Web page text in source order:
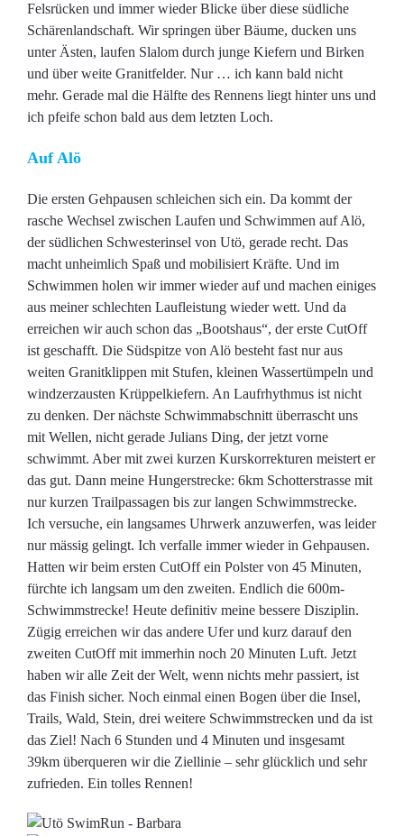
Felsrücken und immer wieder Blicke über diese südliche
Schärenlandschaft. Wir springen über Bäume, ducken uns
unter Ästen, laufen Slalom durch junge Kiefern und Birken
und über weite Granitfelder. Nur … ich kann bald nicht
mehr. Gerade mal die Hälfte des Rennens liegt hinter uns und
ich pfeife schon bald aus dem letzten Loch.
Auf Alö
Die ersten Gehpausen schleichen sich ein. Da kommt der
rasche Wechsel zwischen Laufen und Schwimmen auf Alö,
der südlichen Schwesterinsel von Utö, gerade recht. Das
macht unheimlich Spaß und mobilisiert Kräfte. Und im
Schwimmen holen wir immer wieder auf und machen einiges
aus meiner schlechten Laufleistung wieder wett. Und da
erreichen wir auch schon das „Bootshaus“, der erste CutOff
ist geschafft. Die Südspitze von Alö besteht fast nur aus
weiten Granitklippen mit Stufen, kleinen Wassertümpeln und
windzerzausten Krüppelkiefern. An Laufrhythmus ist nicht
zu denken. Der nächste Schwimmabschnitt überrascht uns
mit Wellen, nicht gerade Julians Ding, der jetzt vorne
schwimmt. Aber mit zwei kurzen Kurskorrekturen meistert er
das gut. Dann meine Hungerstrecke: 6km Schotterstrasse mit
nur kurzen Trailpassagen bis zur langen Schwimmstrecke.
Ich versuche, ein langsames Uhrwerk anzuwerfen, was leider
nur mässig gelingt. Ich verfalle immer wieder in Gehpausen.
Hatten wir beim ersten CutOff ein Polster von 45 Minuten,
fürchte ich langsam um den zweiten. Endlich die 600m-
Schwimmstrecke! Heute definitiv meine bessere Disziplin.
Zügig erreichen wir das andere Ufer und kurz darauf den
zweiten CutOff mit immerhin noch 20 Minuten Luft. Jetzt
haben wir alle Zeit der Welt, wenn nichts mehr passiert, ist
das Finish sicher. Noch einmal einen Bogen über die Insel,
Trails, Wald, Stein, drei weitere Schwimmstrecken und da ist
das Ziel! Nach 6 Stunden und 4 Minuten und insgesamt
39km überqueren wir die Ziellinie – sehr glücklich und sehr
zufrieden. Ein tolles Rennen!